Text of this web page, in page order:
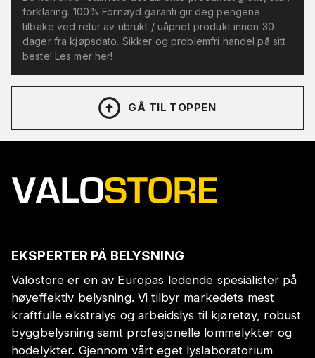
forklaring. 100% Fornøyd garanti gir deg pengene
tilbake ved retur av ubrukt / uåpnet produkt innen 30
dager fra kjøpsdato. Sikker og problemfri handel på sitt
beste! Les mer her!
GÅ TIL TOPPEN
EKSPERTER PÅ BELYSNING
Valostore er en av Europas ledende spesialister på
høyeffektiv belysning. Vi tilbyr markedets mest
kraftfulle ekstralys og arbeidslys til kjøretøy, robust
byggbelysning samt profesjonelle lommelykter og
hodelykter. Gjennom vårt eget lyslaboratorium